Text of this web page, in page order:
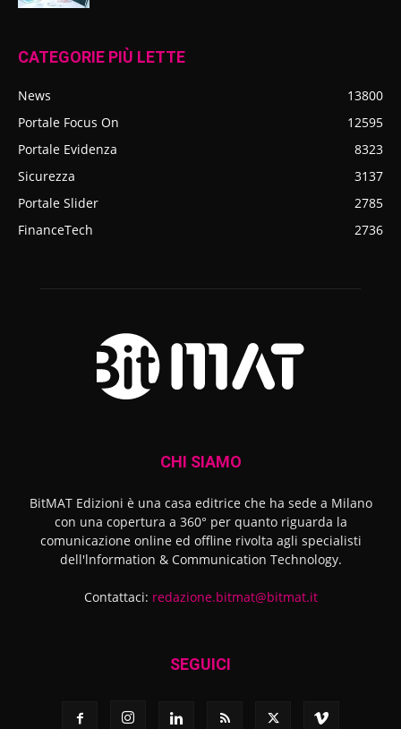
CATEGORIE PIÙ LETTE
News
13800
Portale Focus On
12595
Portale Evidenza
8323
Sicurezza
3137
Portale Slider
2785
FinanceTech
2736
CHI SIAMO
BitMAT Edizioni è una casa editrice che ha sede a Milano
con una copertura a 360° per quanto riguarda la
comunicazione online ed offline rivolta agli specialisti
dell'lnformation & Communication Technology.
Contattaci: redazione.bitmat@bitmat.it
SEGUICI